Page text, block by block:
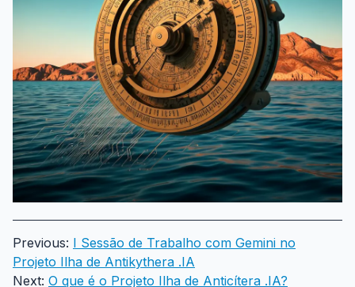
Previous: I Sessão de Trabalho com Gemini no
Projeto Ilha de Antikythera .IA
Next: O que é o Projeto Ilha de Anticítera .IA?